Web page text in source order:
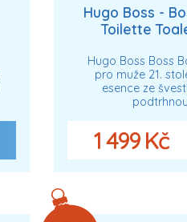
Hugo Boss -
Toilette
Hugo Boss Boss
pro muže 21.
esence ze
1 499 Kč